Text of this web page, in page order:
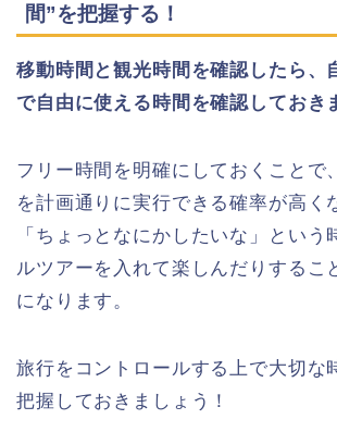
間”を把握する！
移動時間と観光時間を確認したら、
で自由に使える時間を確認しておき
フリー時間を明確にしておくことで
を計画通りに実行できる確率が高く
「ちょっとなにかしたいな」という
ルツアーを入れて楽しんだりするこ
になります。
旅行をコントロールする上で大切な
把握しておきましょう！